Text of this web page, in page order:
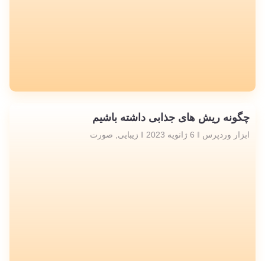
چگونه ریش های جذابی داشته باشیم
ابزار وردپرس 6 ژانویه 2023 زیبایی صورت